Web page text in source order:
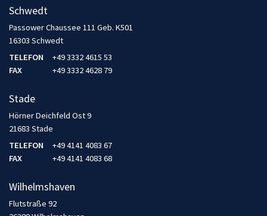
Schwedt
Passower Chaussee 111 Geb. K501
16303 Schwedt
TELEFON
+49 3332 4615 53
FAX
+49 3332 4628 79
Stade
Hörner Deichfeld Ost 9
21683 Stade
TELEFON
+49 4141 4083 67
FAX
+49 4141 4083 68
Wilhelmshaven
Flutstraße 92